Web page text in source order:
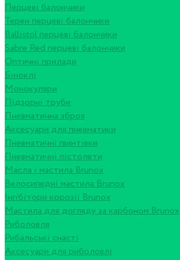
Перцеві балончики
Терен перцеві балончики
Ballistol перцеві балончики
Sabre Red перцеві балончики
Оптичні прилади
Біноклі
Монокуляри
Підзорні труби
Пневматична зброя
Аксесуари для пневматики
Пневматичні гвинтівки
Пневматичні пістолети
Масла і мастила Brunox
Велосипедні мастила Brunox
Інгібітори корозії Brunox
Мастила для догляду за карбоном Brunox
Риболовля
Рибальські снасті
Аксесуари для риболовлі